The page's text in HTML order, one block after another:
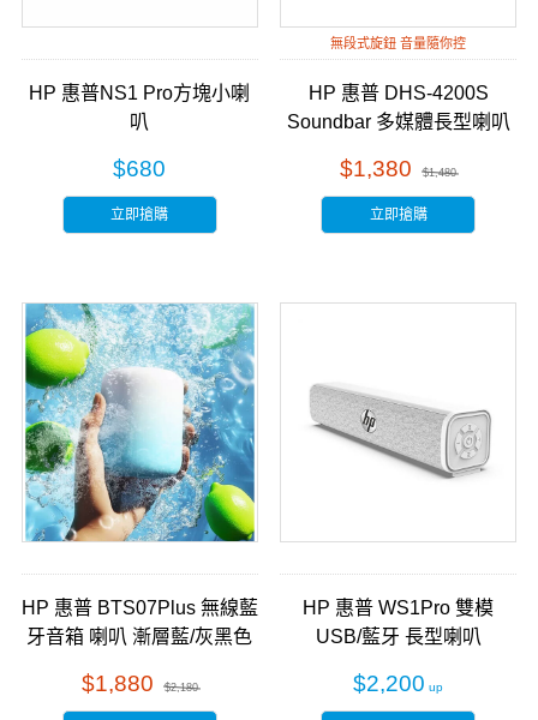
HP 惠普NS1 Pro方塊小喇
叭
$680
立即搶購
無段式旋鈕 音量隨你控
HP 惠普 DHS-4200S
Soundbar 多媒體長型喇叭
$1,380 $1,480
立即搶購
HP 惠普 BTS07Plus 無線藍
牙音箱 喇叭 漸層藍/灰黑色
$1,880 $2,180
HP 惠普 WS1Pro 雙模
USB/藍牙 長型喇叭
$2,200